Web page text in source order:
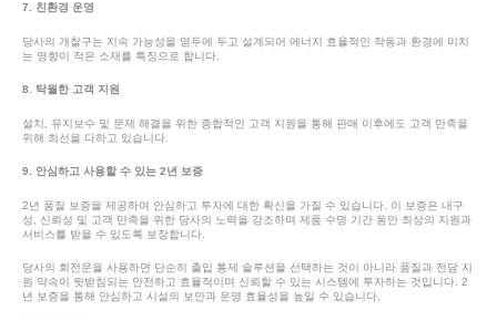
7. 친환경 운영
당사의 개찰구는 지속 가능성을 염두에 두고 설계되어 에너지 효율적인 작동과 환경에 미치
는 영향이 적은 소재를 특징으로 합니다.
8. 탁월한 고객 지원
설치, 유지보수 및 문제 해결을 위한 종합적인 고객 지원을 통해 판매 이후에도 고객 만족을
위해 최선을 다하고 있습니다.
9. 안심하고 사용할 수 있는 2년 보증
2년 품질 보증을 제공하여 안심하고 투자에 대한 확신을 가질 수 있습니다. 이 보증은 내구
성, 신뢰성 및 고객 만족을 위한 당사의 노력을 강조하며 제품 수명 기간 동안 최상의 지원과
서비스를 받을 수 있도록 보장합니다.
당사의 회전문을 사용하면 단순히 출입 통제 솔루션을 선택하는 것이 아니라 품질과 전담 지
원 약속이 뒷받침되는 안전하고 효율적이며 신뢰할 수 있는 시스템에 투자하는 것입니다. 2
년 보증을 통해 안심하고 시설의 보안과 운영 효율성을 높일 수 있습니다.